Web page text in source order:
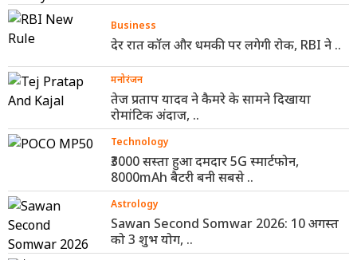
Business
देर रात कॉल और धमकी पर लगेगी रोक, RBI ने ..
मनोरंजन
तेज प्रताप यादव ने कैमरे के सामने दिखाया
रोमांटिक अंदाज, ..
Technology
₹3000 सस्ता हुआ दमदार 5G स्मार्टफोन,
8000mAh बैटरी बनी सबसे ..
Astrology
Sawan Second Somwar 2026: 10 अगस्त
को 3 शुभ योग, ..